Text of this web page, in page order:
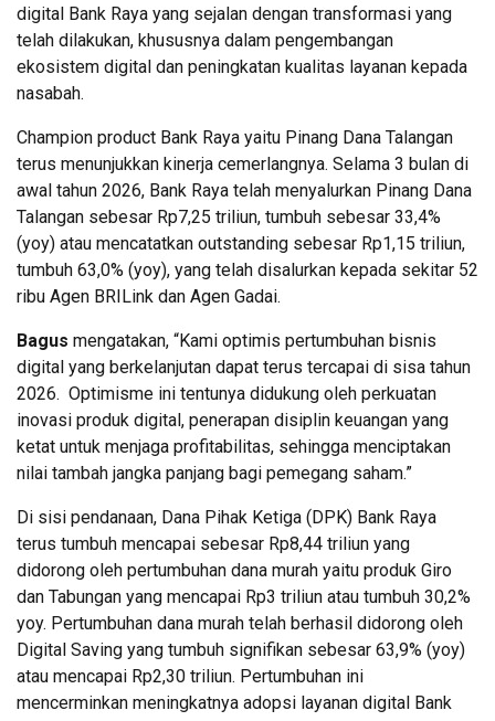
digital Bank Raya yang sejalan dengan transformasi yang
telah dilakukan, khususnya dalam pengembangan
ekosistem digital dan peningkatan kualitas layanan kepada
nasabah.
Champion product Bank Raya yaitu Pinang Dana Talangan
terus menunjukkan kinerja cemerlangnya. Selama 3 bulan di
awal tahun 2026, Bank Raya telah menyalurkan Pinang Dana
Talangan sebesar Rp7,25 triliun, tumbuh sebesar 33,4%
(yoy) atau mencatatkan outstanding sebesar Rp1,15 triliun,
tumbuh 63,0% (yoy), yang telah disalurkan kepada sekitar 52
ribu Agen BRILink dan Agen Gadai.
Bagus mengatakan, “Kami optimis pertumbuhan bisnis
digital yang berkelanjutan dapat terus tercapai di sisa tahun
2026. Optimisme ini tentunya didukung oleh perkuatan
inovasi produk digital, penerapan disiplin keuangan yang
ketat untuk menjaga profitabilitas, sehingga menciptakan
nilai tambah jangka panjang bagi pemegang saham.”
Di sisi pendanaan, Dana Pihak Ketiga (DPK) Bank Raya
terus tumbuh mencapai sebesar Rp8,44 triliun yang
didorong oleh pertumbuhan dana murah yaitu produk Giro
dan Tabungan yang mencapai Rp3 triliun atau tumbuh 30,2%
yoy. Pertumbuhan dana murah telah berhasil didorong oleh
Digital Saving yang tumbuh signifikan sebesar 63,9% (yoy)
atau mencapai Rp2,30 triliun. Pertumbuhan ini
mencerminkan meningkatnya adopsi layanan digital Bank